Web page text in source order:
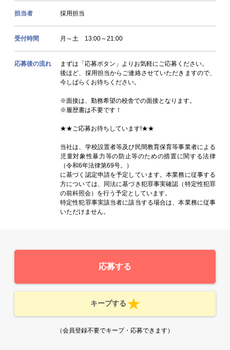
担当者 採用担当
受付時間 月～土 13:00～21:00
応募後の流れ
まずは「応募ボタン」よりお気軽にご応募ください。
後ほど、採用担当からご連絡させていただきますので、
今しばらくお待ちください。
※面接は、勤務希望の校舎での面接となります。
※履歴書は不要です！
★★ご応募お待ちしています!★★
当社は、学校設置者等及び民間教育保育等事業者による
児童対象性暴力等の防止等のための措置に関する法律
（令和6年法律第69号。）
に基づく認定申請を予定しています。本業務に従事する
方については、同法に基づき犯罪事実確認（特定性犯罪
の前科照会）を行う予定としています。
特定性犯罪事実該当者に該当する場合は、本業務に従事
いただけません。
応募する
キープする
（会員登録不要でキープ・応募できます）